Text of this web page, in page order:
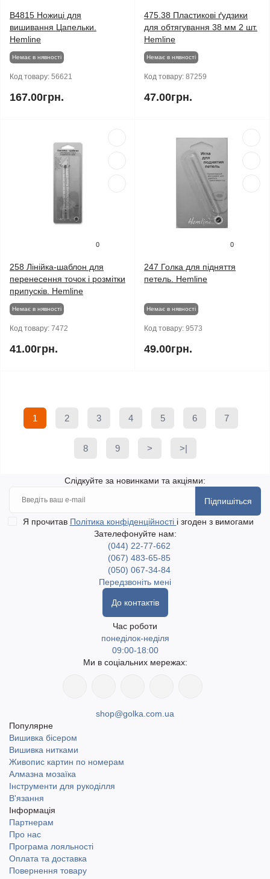
B4815 Ножиці для
вишивання Цапельки.
Hemline
Немає в нявності
Код товару: 56621
167.00грн.
475.38 Пластикові ґудзики
для обтягування 38 мм 2 шт.
Hemline
Немає в нявності
Код товару: 87259
47.00грн.
0
258 Лінійка-шаблон для
перенесення точок і розмітки
припусків. Hemline
Немає в нявності
Код товару: 7472
41.00грн.
0
247 Голка для підняття
петель. Hemline
Немає в нявності
Код товару: 9573
49.00грн.
1 2 3 4 5 6 7
8 9 > >|
Слідкуйте за новинками та акціями:
Підпишіться
Я прочитав Політика конфіденційності і згоден з вимогами
Зателефонуйте нам:
(044) 22-77-662
(067) 483-65-85
(050) 067-34-84
Передзвоніть мені
До контактів
Час роботи
понеділок-неділя
09:00-18:00
Ми в соціальних мережах:
shop@golka.com.ua
Популярне
Вишивка бісером
Вишивка нитками
Живопис картин по номерам
Алмазна мозаїка
Інструменти для рукоділля
В'язання
Інформація
Партнерам
Про нас
Програма лояльності
Оплата та доставка
Повернення товару